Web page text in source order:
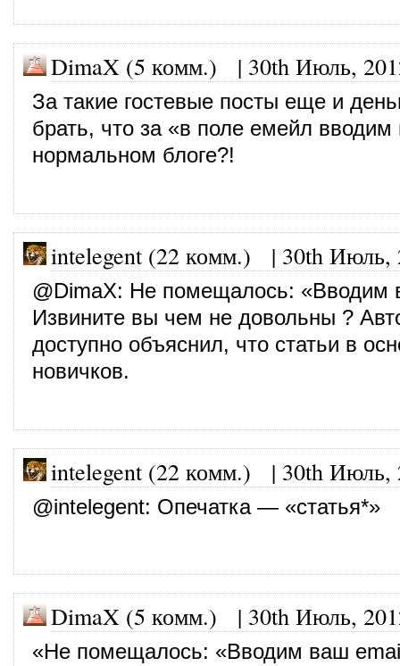
DimaX (5 комм.) | 30th Июль,
За такие гостевые посты еще и
брать, что за «в поле емейл
нормальном блоге?!
intelegent (22 комм.) | 30th Июль,
@DimaX: Не помещалось: «Вводим
Извините вы чем не довольны ?
доступно объяснил, что статьи в
новичков.
intelegent (22 комм.) | 30th Июль,
@intelegent: Опечатка — «статья*»
DimaX (5 комм.) | 30th Июль,
«Не помещалось: «Вводим ваш